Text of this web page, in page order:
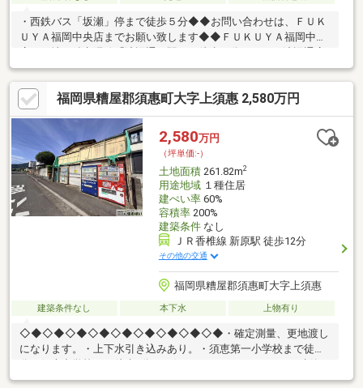
・西鉄バス「坂瀬」停まで徒歩５分◆◆お問い合わせは、ＦＵＫ
ＵＹＡ福岡中央店までお願い致します◆◆ＦＵＫＵＹＡ福岡中央
の向かいです。お電話、メール、ご来店も随時受付中です。お気
軽に問い合わせください。
福岡県糟屋郡須惠町大字上須惠 2,580万円
2,580万円
（坪単価:-）
土地面積261.82m2
用途地域１種住居
建ぺい率60%
容積率200%
建築条件なし
ＪＲ香椎線 新原駅 徒歩12分
その他の交通
福岡県糟屋郡須惠町大字上須惠
建築条件なし 本下水 上物有り
◇◆◇◆◇◆◇◆◇◆◇◆◇◆◇◆◇◆・確定測量、更地渡し
になります。・上下水引き込みあり。・須恵第一小学校まで徒歩6
能です◇◆◇◆◇◆◇◆◇◆◇◆◇◆◇◆◇◆更地渡しで建築